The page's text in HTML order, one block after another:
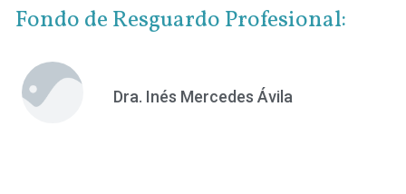
Fondo de Resguardo Profesional:
Dra. Inés Mercedes Ávila